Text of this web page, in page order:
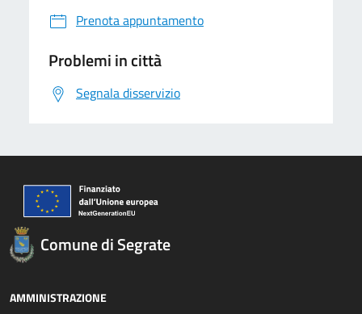
Prenota appuntamento
Problemi in città
Segnala disservizio
Comune di Segrate
AMMINISTRAZIONE